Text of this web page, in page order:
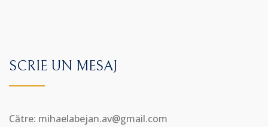
SCRIE UN MESAJ
Către: mihaelabejan.av@gmail.com